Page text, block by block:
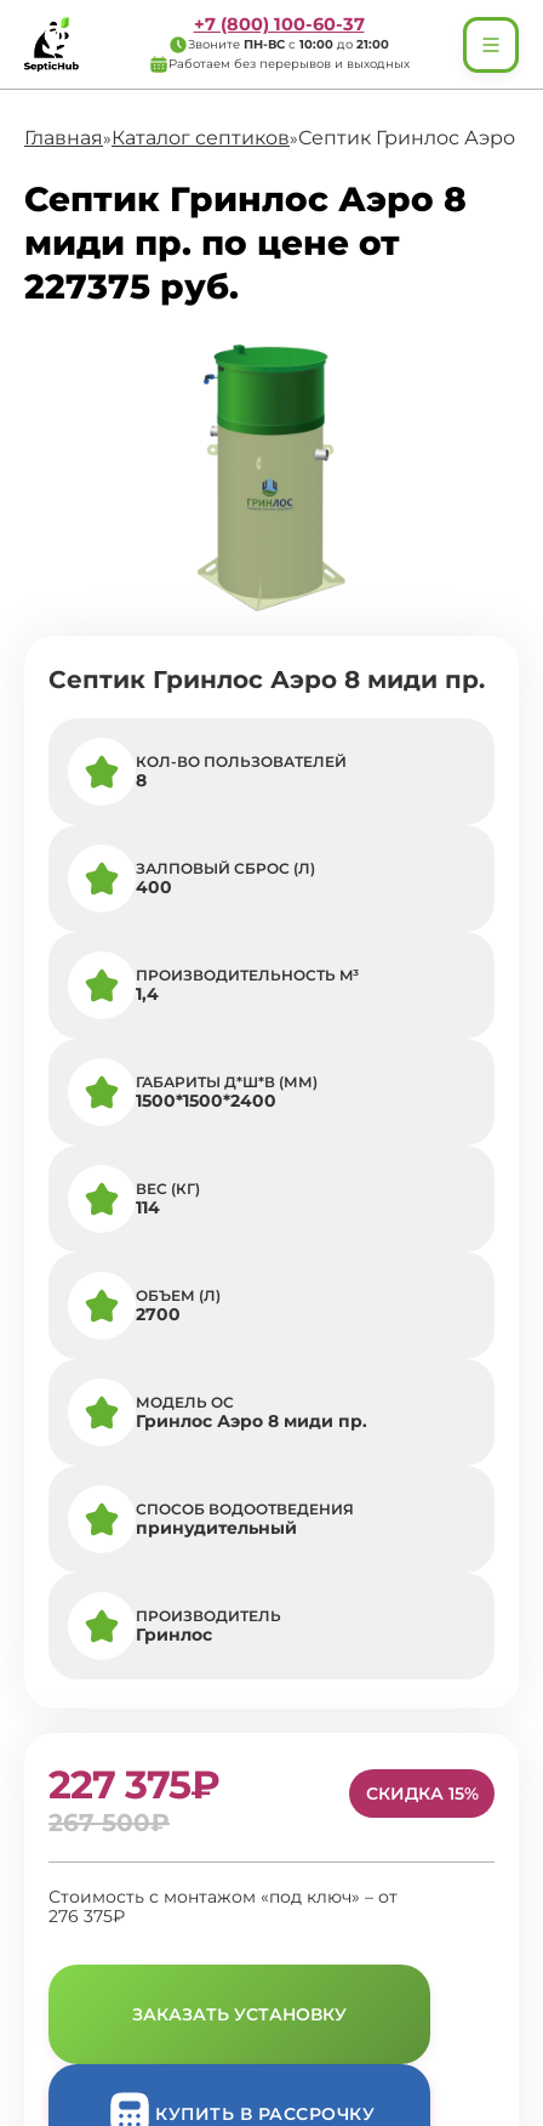
+7 (800) 100-60-37
Звоните ПН-ВС с 10:00 до 21:00
Работаем без перерывов и выходных
Главная»Каталог септиков»Септик Гринлос Аэро 8
Септик Гринлос Аэро 8
миди пр. по цене от
227375 руб.
Септик Гринлос Аэро 8 миди пр.
КОЛ-ВО ПОЛЬЗОВАТЕЛЕЙ
8
ЗАЛПОВЫЙ СБРОС (Л)
400
ПРОИЗВОДИТЕЛЬНОСТЬ M³
1,4
ГАБАРИТЫ Д*Ш*В (ММ)
1500*1500*2400
ВЕС (КГ)
114
ОБЪЕМ (Л)
2700
МОДЕЛЬ ОС
Гринлос Аэро 8 миди пр.
СПОСОБ ВОДООТВЕДЕНИЯ
принудительный
ПРОИЗВОДИТЕЛЬ
Гринлос
227 375₽
267 500₽
СКИДКА 15%
Стоимость с монтажом «под ключ» – от
276 375₽
ЗАКАЗАТЬ УСТАНОВКУ
КУПИТЬ В РАССРОЧКУ